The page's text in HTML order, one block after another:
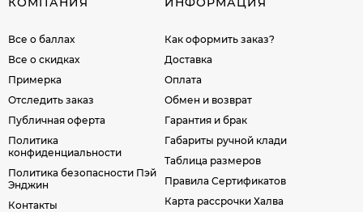
Все о баллах
Все о скидках
Примерка
Отследить заказ
Публичная оферта
Политика
конфиденциальности
Политика безопасности Пэй
Энджин
Контакты
Как оформить заказ?
Доставка
Оплата
Обмен и возврат
Гарантия и брак
Габариты ручной клади
Таблица размеров
Правила Сертификатов
Карта рассрочки Халва